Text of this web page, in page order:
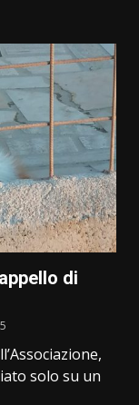
di
solo su un